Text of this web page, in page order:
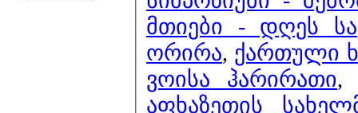
მთიები - დღეს
ორირა, ქართული
ვოისა ჰარირათი
აფხაზეთის